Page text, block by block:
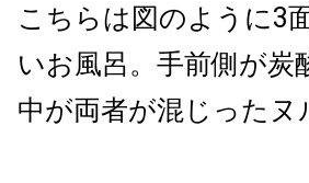
こちらは図のように3
いお風呂。手前側が
中が両者が混じった